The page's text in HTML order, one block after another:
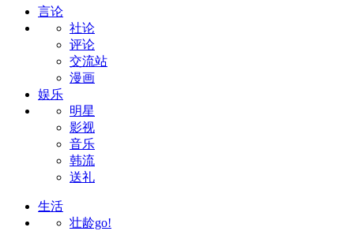
言论
社论
评论
交流站
漫画
娱乐
明星
影视
音乐
韩流
送礼
生活
壮龄go!